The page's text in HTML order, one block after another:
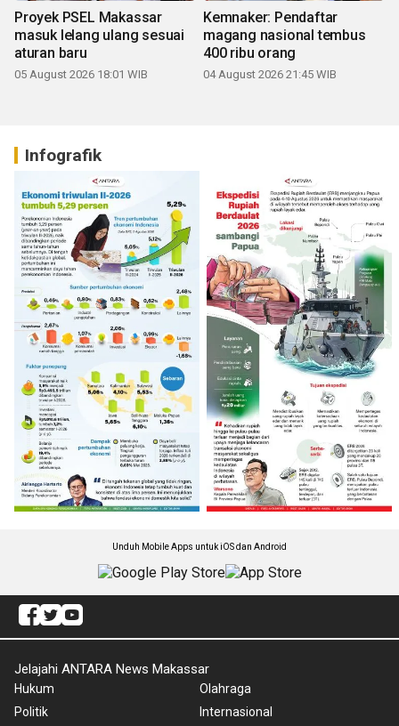
Proyek PSEL Makassar
masuk lelang ulang sesuai
aturan baru
05 August 2026 18:01 WIB
Kemnaker: Pendaftar
magang nasional tembus
400 ribu orang
04 August 2026 21:45 WIB
Infografik
Unduh Mobile Apps untuk iOS dan Android
Jelajahi ANTARA News Makassar
Hukum
Politik
Olahraga
Internasional